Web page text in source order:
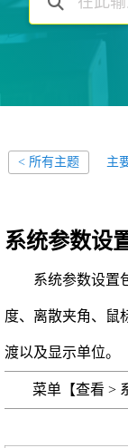
< 所有主题 主
系统参数设
系统参数设置
度、离散夹角、鼠
渡以及显示单位。
菜单【查